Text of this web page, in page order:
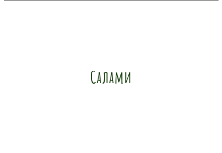
Салами